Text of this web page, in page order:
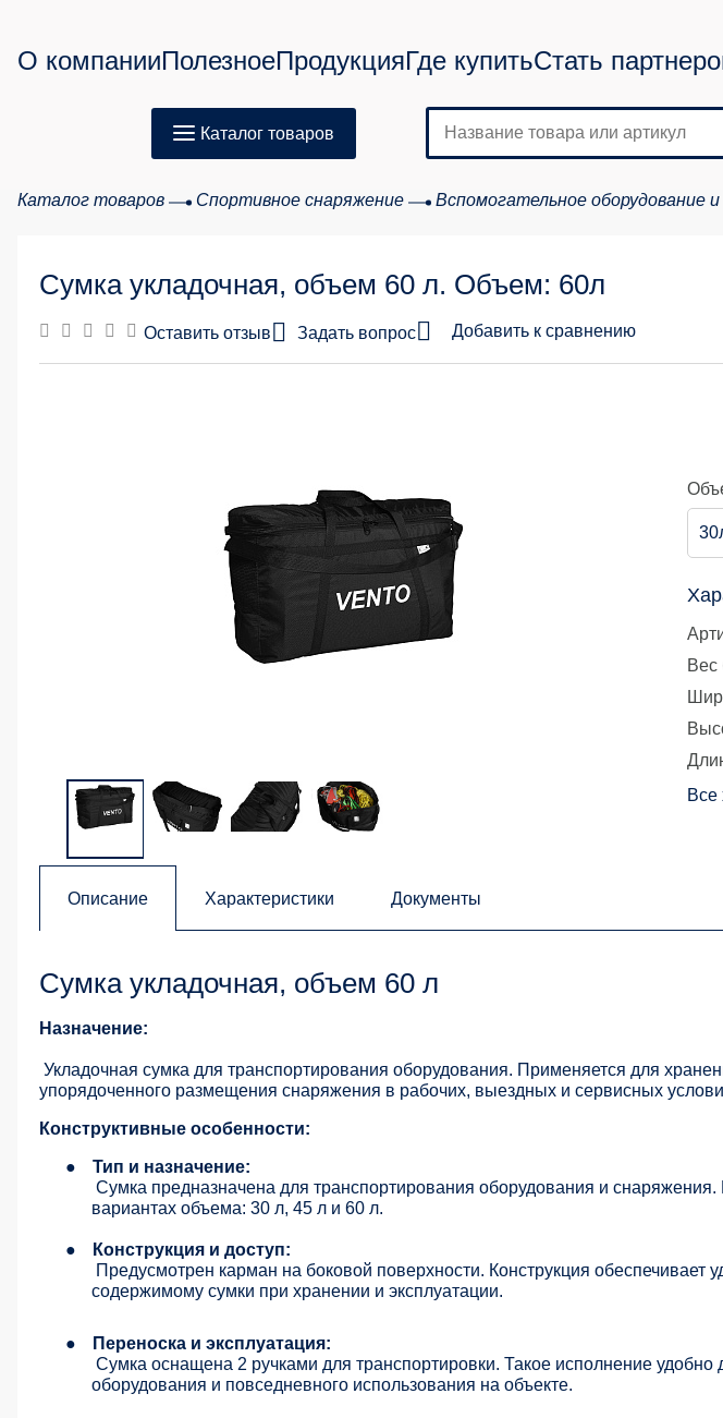
О компанииПолезноеПродукцияГде купитьСтать
Каталог товаров
Каталог товаров Спортивное снаряжение Вспомогательное оборудование и
Сумка укладочная, объем 60 л. Объем: 60л
Оставить отзыв Задать вопрос Добавить к сравнению
Вес
Все
Описание Характеристики Документы
Сумка укладочная, объем 60 л
Назначение:
Укладочная сумка для транспортирования оборудования. Применяется для
упорядоченного размещения снаряжения в рабочих, выездных и сервисных
Конструктивные особенности:
●
Тип и назначение:
Сумка предназначена для транспортирования оборудования и
вариантах объема: 30 л, 45 л и 60 л.
●
Конструкция и доступ:
Предусмотрен карман на боковой поверхности. Конструкция обеспечивает
содержимому сумки при хранении и эксплуатации.
●
Переноска и эксплуатация:
Сумка оснащена 2 ручками для транспортировки. Такое исполнение удобно
оборудования и повседневного использования на объекте.